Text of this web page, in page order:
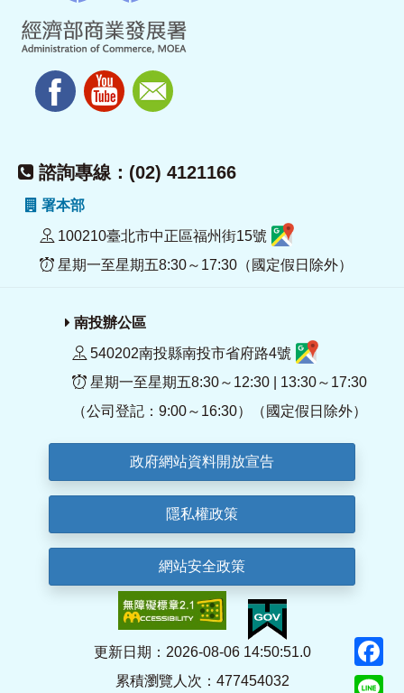
諮詢專線：(02) 4121166
署本部
100210臺北市中正區福州街15號
星期一至星期五8:30～17:30（國定假日除外）
南投辦公區
540202南投縣南投市省府路4號
星期一至星期五8:30～12:30 | 13:30～17:30
（公司登記：9:00～16:30）（國定假日除外）
政府網站資料開放宣告
隱私權政策
網站安全政策
更新日期：2026-08-06 14:50:51.0
累積瀏覽人次：477454032